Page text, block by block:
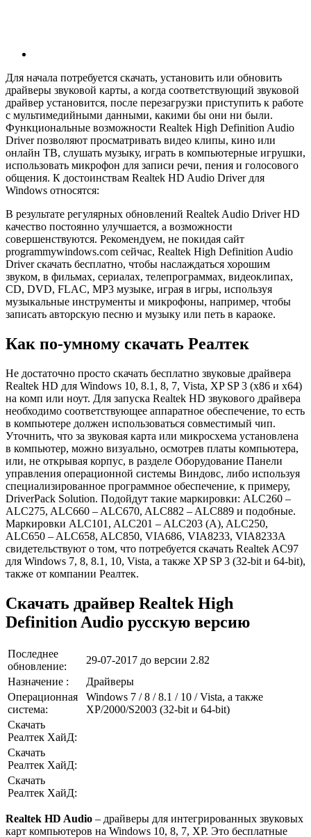
Для начала потребуется скачать, установить или обновить
драйверы звуковой карты, а когда соответствующий звуковой
драйвер установится, после перезагрузки приступить к работе
с мультимедийными данными, какими бы они ни были.
Функциональные возможности Realtek High Definition Audio
Driver позволяют просматривать видео клипы, кино или
онлайн ТВ, слушать музыку, играть в компьютерные игрушки,
использовать микрофон для записи речи, пения и голосового
общения. К достоинствам Realtek HD Audio Driver для
Windows относятся:
В результате регулярных обновлений Realtek Audio Driver HD
качество постоянно улучшается, а возможности
совершенствуются. Рекомендуем, не покидая сайт
programmywindows.com сейчас, Realtek High Definition Audio
Driver скачать бесплатно, чтобы наслаждаться хорошим
звуком, в фильмах, сериалах, телепрограммах, видеоклипах,
CD, DVD, FLAC, MP3 музыке, играя в игры, используя
музыкальные инструменты и микрофоны, например, чтобы
записать авторскую песню и музыку или петь в караоке.
Как по-умному скачать Реалтек
Не достаточно просто скачать бесплатно звуковые драйвера
Realtek HD для Windows 10, 8.1, 8, 7, Vista, XP SP 3 (x86 и x64)
на комп или ноут. Для запуска Realtek HD звукового драйвера
необходимо соответствующее аппаратное обеспечение, то есть
в компьютере должен использоваться совместимый чип.
Уточнить, что за звуковая карта или микросхема установлена
в компьютер, можно визуально, осмотрев платы компьютера,
или, не открывая корпус, в разделе Оборудование Панели
управления операционной системы Виндовс, либо используя
специализированное программное обеспечение, к примеру,
DriverPack Solution. Подойдут такие маркировки: ALC260 –
ALC275, ALC660 – ALC670, ALC882 – ALC889 и подобные.
Маркировки ALC101, ALC201 – ALC203 (A), ALC250,
ALC650 – ALC658, ALC850, VIA686, VIA8233, VIА8233A
свидетельствуют о том, что потребуется скачать Realtek AC97
для Windows 7, 8, 8.1, 10, Vista, а также XP SP 3 (32-bit и 64-bit),
также от компании Реалтек.
Скачать драйвер Realtek High
Definition Audio русскую версию
Последнее
обновление:
29-07-2017 до версии 2.82
Назначение :
Драйверы
Операционная
система:
Windows 7 / 8 / 8.1 / 10 / Vista, а также
XP/2000/S2003 (32-bit и 64-bit)
Скачать
Реалтек ХайД:
Скачать
Реалтек ХайД:
Скачать
Реалтек ХайД:
Realtek HD Audio – драйверы для интегрированных звуковых
карт компьютеров на Windows 10, 8, 7, XP. Это бесплатные